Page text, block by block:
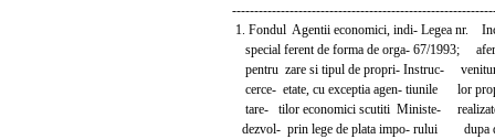
1. Fondul Agentii economici, indi- Legea nr.
special ferent de forma de orga- 67/
pentru zare si tipul de propri- Instruc-
cerce- etate, cu exceptia agen- tiunile lor
tare- tilor economici scutiti Ministe-
dezvol- prin lege de plata impo- rului dupa